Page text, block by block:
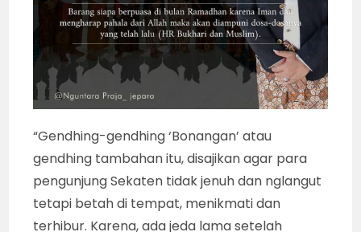
“Gendhing-gendhing ‘Bonangan’ atau
gendhing tambahan itu, disajikan agar para
pengunjung Sekaten tidak jenuh dan nglangut
tetapi betah di tempat, menikmati dan
terhibur. Karena, ada jeda lama setelah